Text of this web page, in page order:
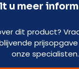
u meer
dit product?
onze specialisten.